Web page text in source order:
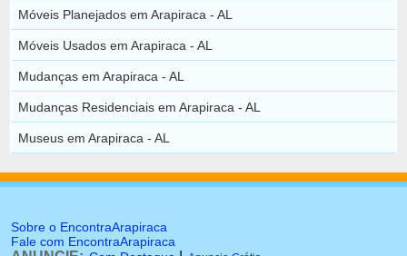
Móveis Planejados em Arapiraca - AL
Móveis Usados em Arapiraca - AL
Mudanças em Arapiraca - AL
Mudanças Residenciais em Arapiraca - AL
Museus em Arapiraca - AL
Sobre o EncontraArapiraca
Fale com EncontraArapiraca